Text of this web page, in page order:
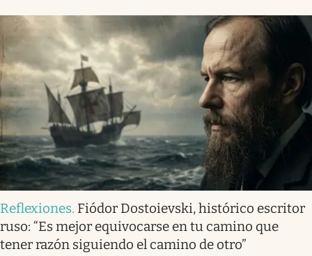
Reflexiones. Fiódor Dostoievski, histórico escritor
ruso: “Es mejor equivocarse en tu camino que
tener razón siguiendo el camino de otro”